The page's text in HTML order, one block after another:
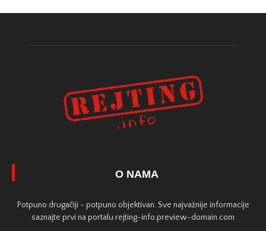
O NAMA
Potpuno drugačiji - potpuno objektivan. Sve najvažnije informacije
saznajte prvi na portalu rejting-info.preview-domain.com